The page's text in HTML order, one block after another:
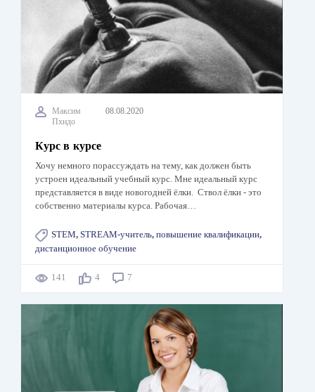
Максим
Пхидо
08.08.2020
Курс в курсе
Хочу немного порассуждать на тему, как должен быть
устроен идеальный учебный курс. Мне идеальный курс
представляется в виде новогодней ёлки. Ствол ёлки - это
собственно материалы курса. Рабочая…
STEM, STREAM-учитель, повышение квалификации,
дистанционное обучение
141 4 7